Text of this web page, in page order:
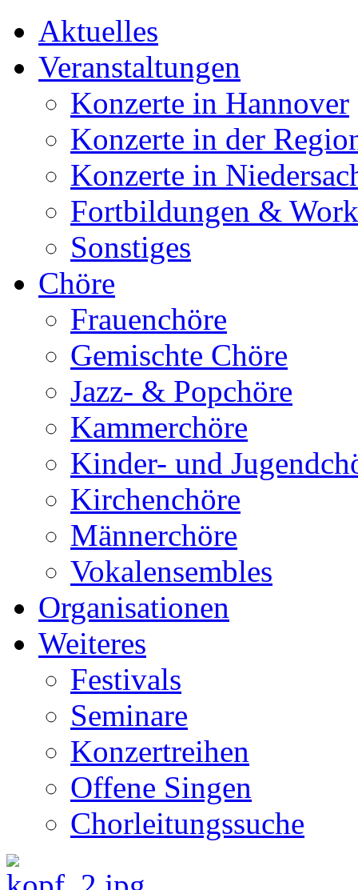
Aktuelles
Veranstaltungen
Konzerte in Hannover
Konzerte in der
Konzerte in
Fortbildungen &
Sonstiges
Chöre
Frauenchöre
Gemischte Chöre
Jazz- & Popchöre
Kammerchöre
Kinder- und
Kirchenchöre
Männerchöre
Vokalensembles
Organisationen
Weiteres
Festivals
Seminare
Konzertreihen
Offene Singen
Chorleitungssuche